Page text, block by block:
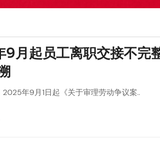
月起员工离职交接不完
2025年9月1日起《关于审理劳动争议案..